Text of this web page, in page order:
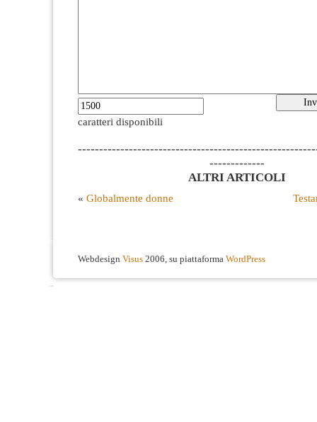
caratteri disponibili
-------------
ALTRI ARTICOLI
« Globalmente donne
Webdesign Visus 2006, su piattaforma WordPress